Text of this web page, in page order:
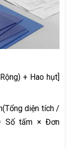
+ Hao hụt]
diện tích /
Số tấm × Đơn